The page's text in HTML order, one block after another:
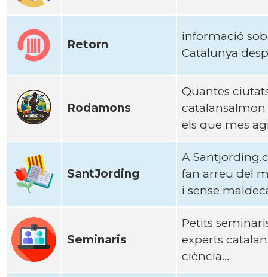
Retorn
informació
Catalunya
Rodamons
Quantes
catalansalmon
els que mes
SantJording
A
fan arreu del
i sense
Seminaris
Petits
experts
ciència...